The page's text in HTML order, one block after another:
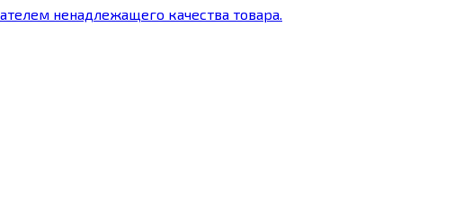
ненадлежащего качества товара.